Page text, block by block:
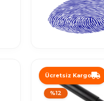
Ücretsiz Kargo
%12